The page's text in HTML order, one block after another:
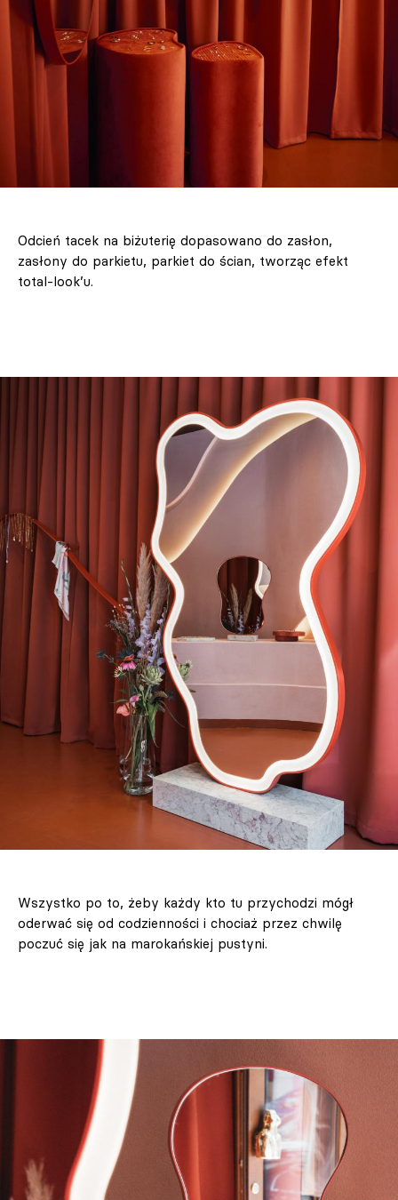
Odcień tacek na biżuterię dopasowano do zasłon,
zasłony do parkietu, parkiet do ścian, tworząc efekt
total-look’u.
Wszystko po to, żeby każdy kto tu przychodzi mógł
oderwać się od codzienności i chociaż przez chwilę
poczuć się jak na marokańskiej pustyni.